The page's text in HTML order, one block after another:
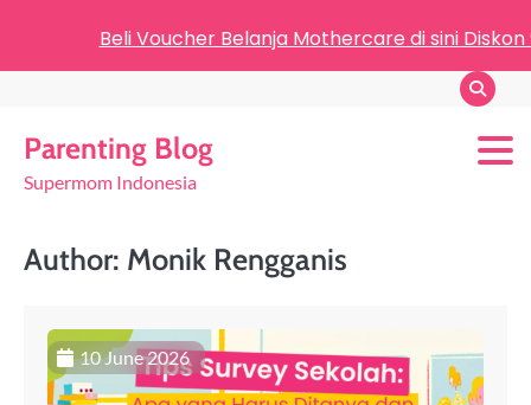
Parenting Blog
Supermom Indonesia
Author: Monik Rengganis
10 June 2026
Beli Voucher Belanja Mothercare di sini Diskon